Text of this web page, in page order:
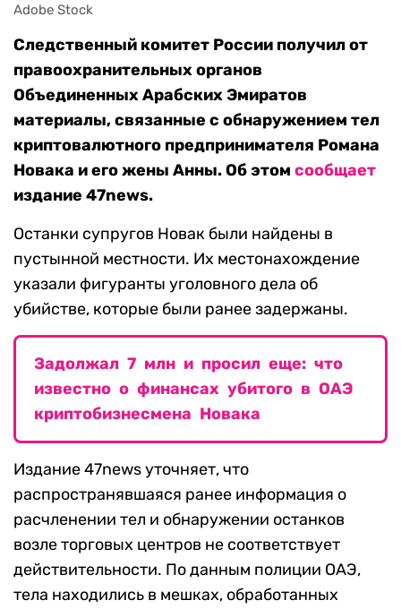
Adobe Stock
Следственный комитет России получил от
правоохранительных органов
Объединенных Арабских Эмиратов
материалы, связанные с обнаружением тел
криптовалютного предпринимателя Романа
Новака и его жены Анны. Об этом сообщает
издание 47news.
Останки супругов Новак были найдены в
пустынной местности. Их местонахождение
указали фигуранты уголовного дела об
убийстве, которые были ранее задержаны.
Задолжал 7 млн и просил еще: что
известно о финансах убитого в ОАЭ
криптобизнесмена Новака
Издание 47news уточняет, что
распространявшаяся ранее информация о
расчленении тел и обнаружении останков
возле торговых центров не соответствует
действительности. По данным полиции ОАЭ,
тела находились в мешках, обработанных